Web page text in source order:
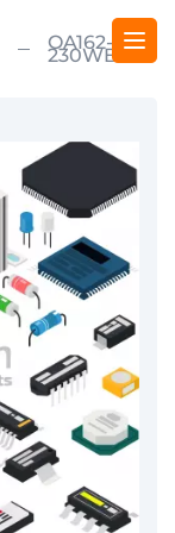
OA162-5E-
230WB